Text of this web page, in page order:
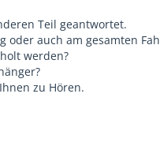
Teil geantwortet.
oder auch am gesamten
werden?
zu Hören.